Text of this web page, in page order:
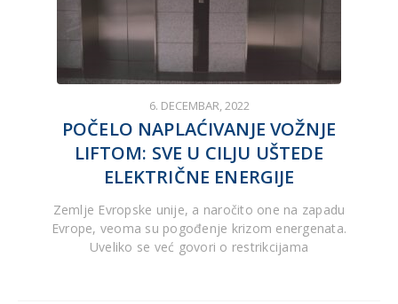
6. DECEMBAR, 2022
POČELO NAPLAĆIVANJE VOŽNJE
LIFTOM: SVE U CILJU UŠTEDE
ELEKTRIČNE ENERGIJE
Zemlje Evropske unije, a naročito one na zapadu
Evrope, veoma su pogođenje krizom energenata.
Uveliko se već govori o restrikcijama